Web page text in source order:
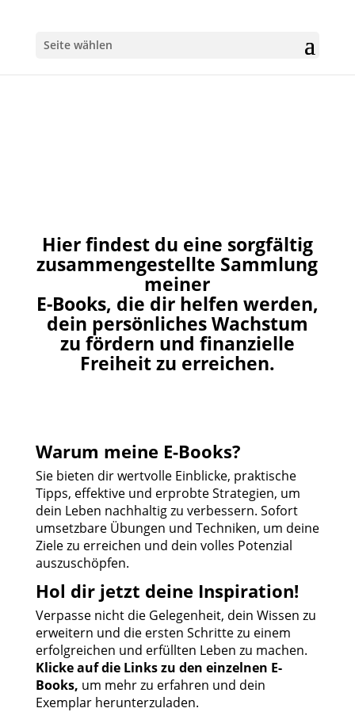
Seite wählen
Hier findest du eine sorgfältig
zusammengestellte Sammlung
meiner
E-Books, die dir helfen werden,
dein persönlichesWachstum
zu fördern und finanzielle
Freiheit zu erreichen.
Warum meine E-Books?
Sie bieten dir wertvolle Einblicke, praktische
Tipps, effektive und erprobte Strategien, um
dein Leben nachhaltig zu verbessern. Sofort
umsetzbare Übungen und Techniken, um deine
Ziele zu erreichen und dein volles Potenzial
auszuschöpfen.
Hol dir jetzt deine Inspiration!
Verpasse nicht die Gelegenheit, dein Wissen zu
erweitern und die ersten Schritte zu einem
erfolgreichen und erfüllten Leben zu machen.
Klicke auf die Links zu den einzelnen E-
Books, um mehr zu erfahren und dein
Exemplar herunterzuladen.